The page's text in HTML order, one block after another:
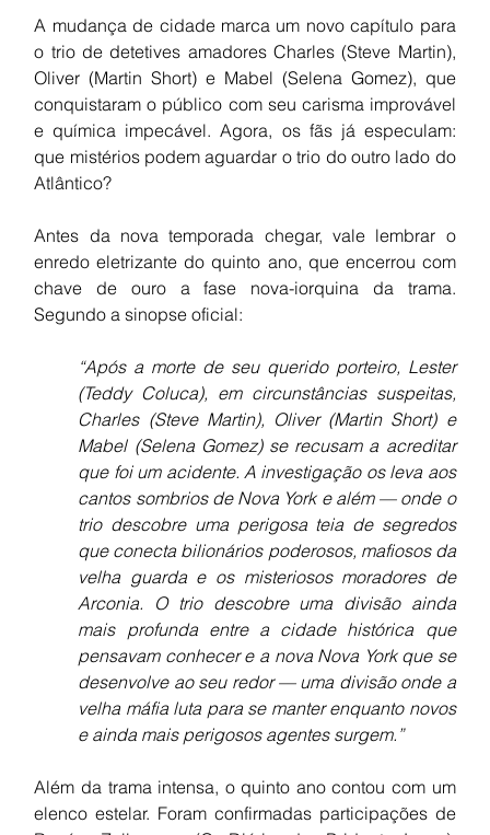
A mudança de cidade marca um novo capítulo para
o trio de detetives amadores Charles (Steve Martin),
Oliver (Martin Short) e Mabel (Selena Gomez), que
conquistaram o público com seu carisma improvável
e química impecável. Agora, os fãs já especulam:
que mistérios podem aguardar o trio do outro lado do
Atlântico?
Antes da nova temporada chegar, vale lembrar o
enredo eletrizante do quinto ano, que encerrou com
chave de ouro a fase nova-iorquina da trama.
Segundo a sinopse oficial:
“Após a morte de seu querido porteiro, Lester
(Teddy Coluca), em circunstâncias suspeitas,
Charles (Steve Martin), Oliver (Martin Short) e
Mabel (Selena Gomez) se recusam a acreditar
que foi um acidente. A investigação os leva aos
cantos sombrios de Nova York e além — onde o
trio descobre uma perigosa teia de segredos
que conecta bilionários poderosos, mafiosos da
velha guarda e os misteriosos moradores de
Arconia. O trio descobre uma divisão ainda
mais profunda entre a cidade histórica que
pensavam conhecer e a nova Nova York que se
desenvolve ao seu redor — uma divisão onde a
velha máfia luta para se manter enquanto novos
e ainda mais perigosos agentes surgem.”
Além da trama intensa, o quinto ano contou com um
elenco estelar. Foram confirmadas participações de